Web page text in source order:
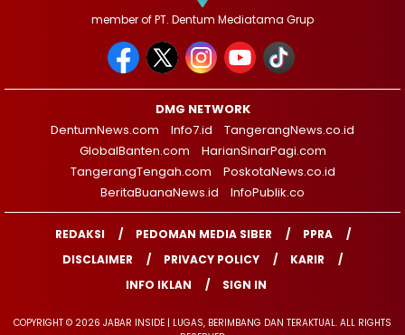
member of PT. Dentum Mediatama Grup
DMG NETWORK
DentumNews.com
Info7.id
TangerangNews.co.id
GlobalBanten.com
HarianSinarPagi.com
TangerangTengah.com
PoskotaNews.co.id
BeritaBuanaNews.id
InfoPublik.co
REDAKSI PEDOMAN MEDIA SIBER
PPRA
DISCLAIMER
PRIVACY POLICY
KARIR
INFO IKLAN
SIGN IN
COPYRIGHT © 2026 JABAR INSIDE | LUGAS, BERIMBANG DAN TERAKTUAL. ALL RIGHTS